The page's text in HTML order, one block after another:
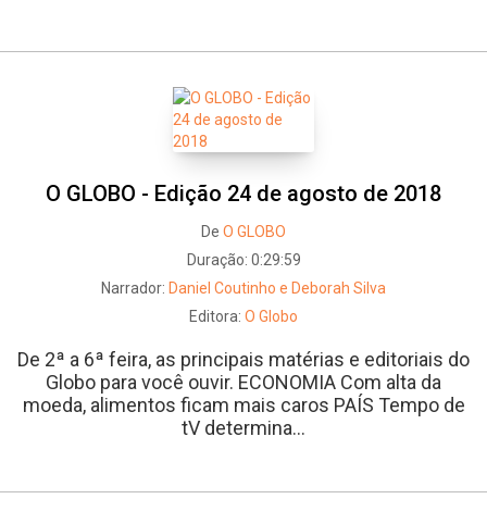
O GLOBO - Edição 24 de agosto de 2018
De O GLOBO
Duração: 0:29:59
Narrador: Daniel Coutinho e Deborah Silva
Editora: O Globo
De 2ª a 6ª feira, as principais matérias e editoriais do
Globo para você ouvir. ECONOMIA Com alta da
moeda, alimentos ficam mais caros PAÍS Tempo de
tV determina...